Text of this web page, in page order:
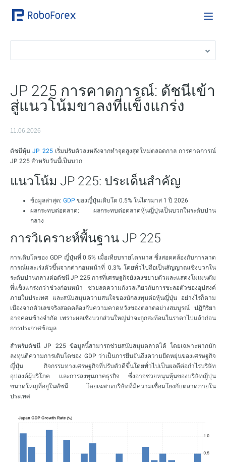
JP 225 การคาดการณ์: ดัชนีเข้า
สู่แนวโน้มขาลงที่แข็งแกร่ง
11.06.2026
ดัชนีหุ้นJP 225เริ่มปรับตัวลงหลังจากทำจุดสูงสุดใหม่ตลอดกาล การคาดการณ์
JP 225 สำหรับวันนี้เป็นบวก
แนวโน้ม JP 225: ประเด็นสำคัญ
ข้อมูลล่าสุด: GDP ของญี่ปุ่นเติบโต 0.5% ในไตรมาส 1 ปี 2026
ผลกระทบต่อตลาด: ผลกระทบต่อตลาดหุ้นญี่ปุ่นเป็นบวกในระดับปาน
กลาง
การวิเคราะห์พื้นฐาน JP 225
การเติบโตของ GDP ญี่ปุ่นที่ 0.5% เมื่อเทียบรายไตรมาส ซึ่งสอดคล้องกับการคาด
การณ์และเร่งตัวขึ้นจากค่าก่อนหน้าที่ 0.3% โดยทั่วไปถือเป็นสัญญาณเชิงบวกใน
ระดับปานกลางต่อดัชนี JP 225 การที่เศรษฐกิจยังคงขยายตัวและแสดงโมเมนตัม
ที่แข็งแกร่งกว่าช่วงก่อนหน้า ช่วยลดความกังวลเกี่ยวกับการชะลอตัวของอุปสงค์
ภายในประเทศ และสนับสนุนความสนใจของนักลงทุนต่อหุ้นญี่ปุ่น อย่างไรก็ตาม
เนื่องจากตัวเลขจริงสอดคล้องกับความคาดหวังของตลาดอย่างสมบูรณ์ ปฏิกิริยา
อาจค่อนข้างจำกัด เพราะผลเชิงบวกส่วนใหญ่น่าจะถูกสะท้อนในราคาไปแล้วก่อน
การประกาศข้อมูล
สำหรับดัชนี JP 225 ข้อมูลนี้สามารถช่วยสนับสนุนตลาดได้ โดยเฉพาะหากนัก
ลงทุนตีความการเติบโตของ GDP ว่าเป็นการยืนยันถึงความยืดหยุ่นของเศรษฐกิจ
ญี่ปุ่น กิจกรรมทางเศรษฐกิจที่ปรับตัวดีขึ้นโดยทั่วไปเป็นผลดีต่อกำไรบริษัท
อุปสงค์ผู้บริโภค และการลงทุนภาคธุรกิจ ซึ่งอาจช่วยหนุนหุ้นของบริษัทญี่ปุ่น
ขนาดใหญ่ที่อยู่ในดัชนี โดยเฉพาะบริษัทที่มีความเชื่อมโยงกับตลาดภายใน
ประเทศ